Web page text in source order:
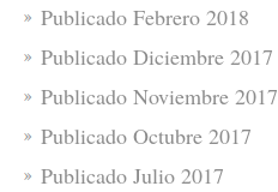
Publicado Febrero 2018
Publicado Diciembre 2017
Publicado Noviembre 2017
Publicado Octubre 2017
Publicado Julio 2017